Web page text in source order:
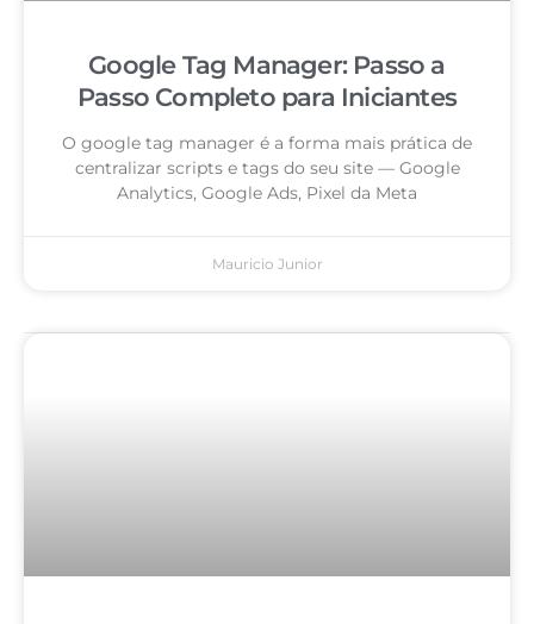
Google Tag Manager: Passo a
Passo Completo para Iniciantes
O google tag manager é a forma mais prática de
centralizar scripts e tags do seu site — Google
Analytics, Google Ads, Pixel da Meta
Mauricio Junior